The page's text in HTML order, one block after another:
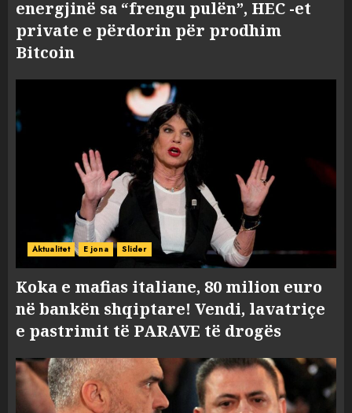
energjinë sa “frengu pulën”, HEC -et
private e përdorin për prodhim
Bitcoin
Aktualitet E jona Slider
Koka e mafias italiane, 80 milion euro
në bankën shqiptare! Vendi, lavatriçe
e pastrimit të PARAVE të drogës